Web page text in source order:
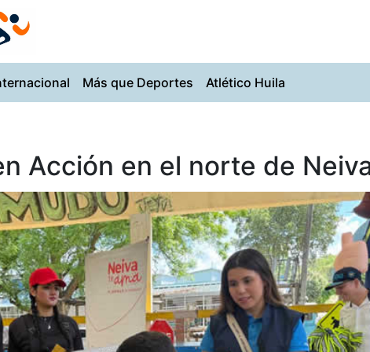
Más que Deportes Atlético Huila
Acción en el norte de